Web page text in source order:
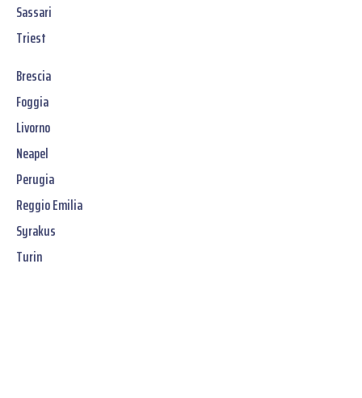
Sassari
Triest
Brescia
Foggia
Livorno
Neapel
Perugia
Reggio Emilia
Syrakus
Turin